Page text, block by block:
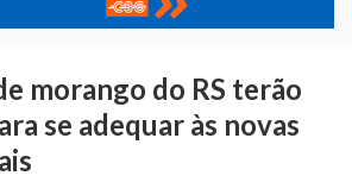
morango do RS terão
se adequar às novas